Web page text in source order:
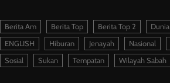
Berita Am Berita Top Berita Top 2 Dunia
ENGLISH
Hiburan Jenayah Nasional
Sosial
Sukan Tempatan Wilayah Sabah